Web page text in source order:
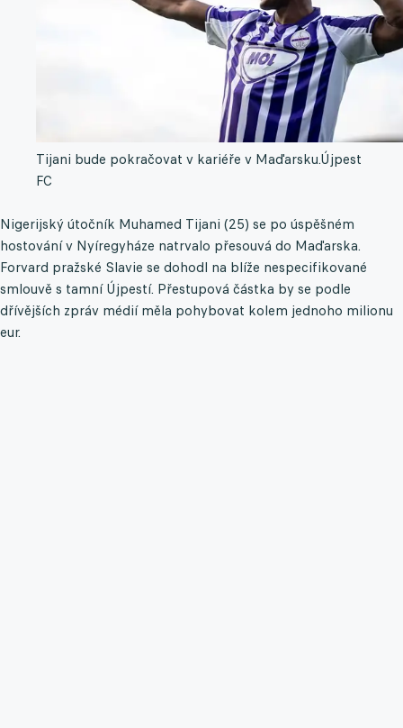
Tijani bude pokračovat v kariéře v Maďarsku.Újpest
FC
Nigerijský útočník Muhamed Tijani (25) se po úspěšném
hostování v Nyíregyháze natrvalo přesouvá do Maďarska.
Forvard pražské Slavie se dohodl na blíže nespecifikované
smlouvě s tamní Újpestí. Přestupová částka by se podle
dřívějších zpráv médií měla pohybovat kolem jednoho milionu
eur.